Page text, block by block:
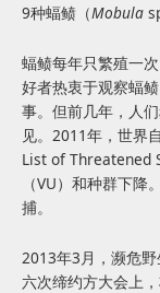
9种蝠鲼（Mobula
蝠鲼每年只繁殖一
好者热衷于观察蝠
事。但前几年，人
见。2011年，世界
List of Threatened
（VU）和种群下
捕。
2013年3月，濒危
六次缔约方大会上